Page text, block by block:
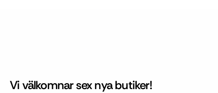
Vi välkomnar sex nya butiker!